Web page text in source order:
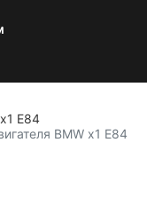
E84
BMW x1 E84